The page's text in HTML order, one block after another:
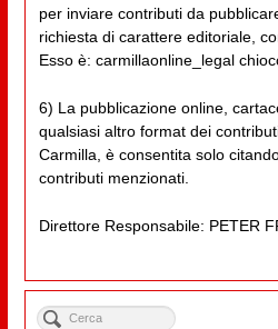
per inviare contributi da
richiesta di carattere editoriale,
Esso è: carmillaonline_legal
6) La pubblicazione online,
qualsiasi altro format dei
Carmilla, è consentita solo
contributi menzionati.
Direttore Responsabile: PETER